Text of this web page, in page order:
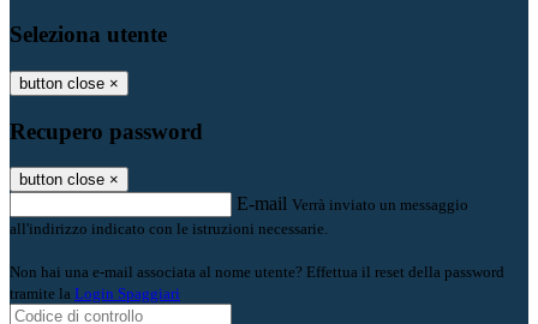
Seleziona utente
button close ×
Recupero password
button close ×
E-mail Verrà inviato un messaggio
all'indirizzo indicato con le istruzioni necessarie.
Non hai una e-mail associata al nome utente? Effettua il reset della password
tramite la Login Spaggiari